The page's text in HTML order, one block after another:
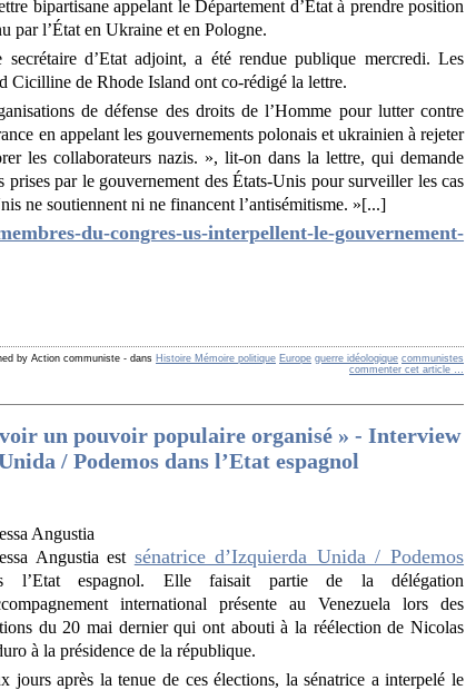
bipartisane appelant le Département d’État à prendre position
par l’État en Ukraine et en Pologne.
d’Etat adjoint, a été rendue publique mercredi. Les
Cicilline de Rhode Island ont co-rédigé la lettre.
de défense des droits de l’Homme pour lutter contre
en appelant les gouvernements polonais et ukrainien à rejeter
les collaborateurs nazis. », lit-on dans la lettre, qui demande
par le gouvernement des États-Unis pour surveiller les cas
ne soutiennent ni ne financent l’antisémitisme. »[...]
du-congres-us-interpellent-le-gouvernement-
by Action communiste - dans Histoire Mémoire politique Europe guerre idéologique communistes
commenter cet article
un pouvoir populaire organisé » - Interview
/ Podemos dans l’Etat espagnol
Angustia
Angustia est sénatrice d’Izquierda Unida / Podemos
l’Etat espagnol. Elle faisait partie de la délégation
international présente au Venezuela lors des
du 20 mai dernier qui ont abouti à la réélection de Nicolas
à la présidence de la république.
jours après la tenue de ces élections, la sénatrice a interpelé le